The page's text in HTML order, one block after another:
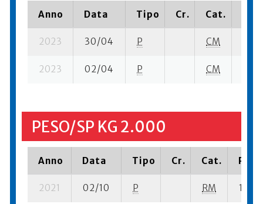
Anno Data Tipo Cr. Cat.
2023 30/04 P CM
2023 02/04 P CM
PESO/SP KG 2.000
Anno Data Tipo Cr. Cat.
2021 02/10 P RM 18